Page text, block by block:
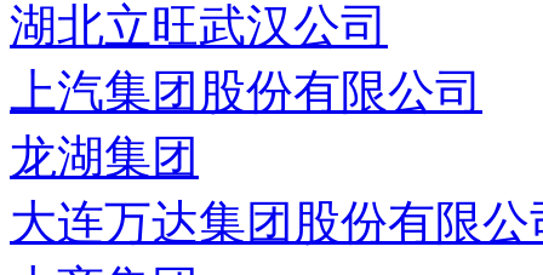
湖北立旺武汉公司
上汽集团股份有限公司
龙湖集团
大连万达集团股份有限公